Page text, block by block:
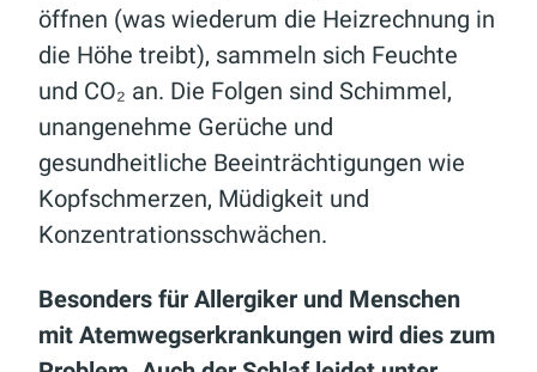
öffnen (was wiederum die Heizrechnung in
die Höhe treibt), sammeln sich Feuchte
und CO₂ an. Die Folgen sind Schimmel,
unangenehme Gerüche und
gesundheitliche Beeinträchtigungen wie
Kopfschmerzen, Müdigkeit und
Konzentrationsschwächen.
Besonders für Allergiker und Menschen
mit Atemwegserkrankungen wird dies zum